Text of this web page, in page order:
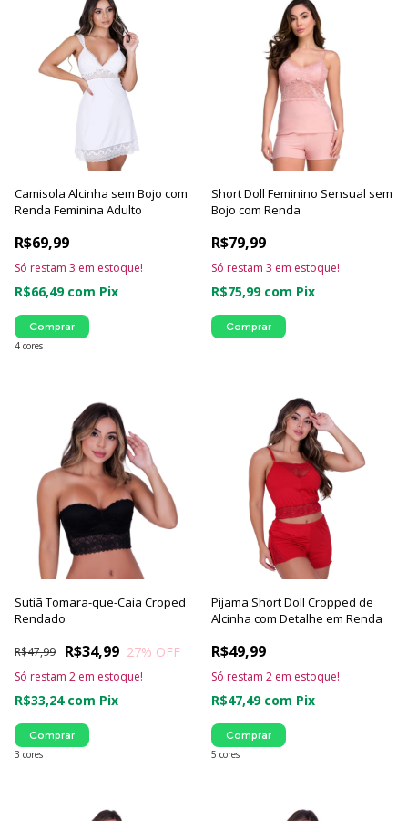
Camisola Alcinha sem Bojo com
Renda Feminina Adulto
R$69,99
R$66,49 com Pix
Só restam 3 em estoque!
4 cores
Comprar
Short Doll Feminino Sensual sem
Bojo com Renda
R$79,99
R$75,99 com Pix
Só restam 3 em estoque!
Comprar
Sutiã Tomara-que-Caia Croped
Rendado
R$34,99
R$47,99 27% OFF
R$33,24 com Pix
Só restam 2 em estoque!
3 cores
Comprar
Pijama Short Doll Cropped de
Alcinha com Detalhe em Renda
R$49,99
R$47,49 com Pix
Só restam 2 em estoque!
5 cores
Comprar